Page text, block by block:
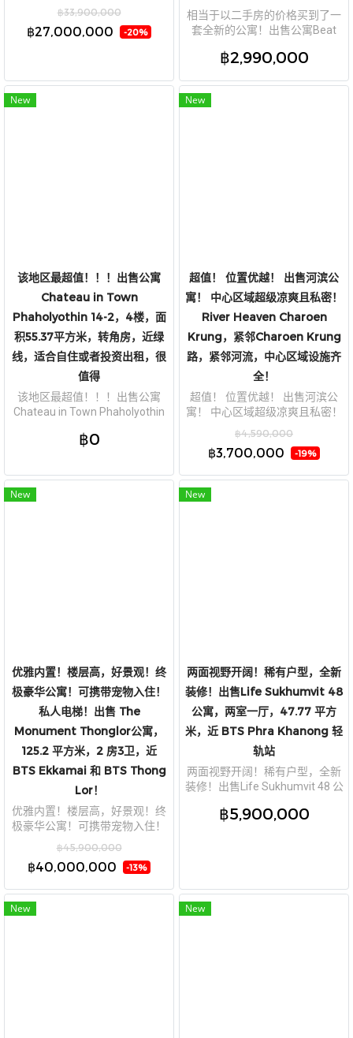
฿33,900,000
฿27,000,000 -20%
相当于以二手房的价格买到了一
套全新的公寓！出售公寓Beat
楼，46.64平方米，两室一卫
฿2,990,000
New
该地区最超值！！！出售公寓
Chateau in Town
Phaholyothin 14-2，4楼，面
积55.37平方米，转角房，近绿
线，适合自住或者投资出租，很
值得
该地区最超值！！！出售公寓
Chateau in Town Phaholyothin
转角房，近绿线，适合自住或者
฿0
New
超值！ 位置优越！ 出售河滨公
寓！ 中心区域超级凉爽且私密！
River Heaven Charoen
Krung，紧邻Charoen Krung
路，紧邻河流，中心区域设施齐
全！
超值！ 位置优越！ 出售河滨公
寓！ 中心区域超级凉爽且私密！
紧邻Charoen Krung路，紧邻河
流，中心区域设施齐全！
฿4,590,000
฿3,700,000 -19%
New
优雅内置！楼层高，好景观！终
极豪华公寓！可携带宠物入住！
私人电梯！出售 The
Monument Thonglor公寓，
125.2 平方米，2 房3卫，近
BTS Ekkamai 和 BTS Thong
Lor！
优雅内置！楼层高，好景观！终
极豪华公寓！可携带宠物入住！
Thonglor公寓，125.2 平方米，2
房3卫，近 BTS Ekkamai 和 BTS
฿45,900,000
฿40,000,000 -13%
New
两面视野开阔！稀有户型，全新
装修！出售Life Sukhumvit 48
公寓，两室一厅，47.77 平方
米，近 BTS Phra Khanong 轻
轨站
两面视野开阔！稀有户型，全新
装修！出售Life Sukhumvit 48 公
近 BTS Phra Khanong 轻轨站
฿5,900,000
New New